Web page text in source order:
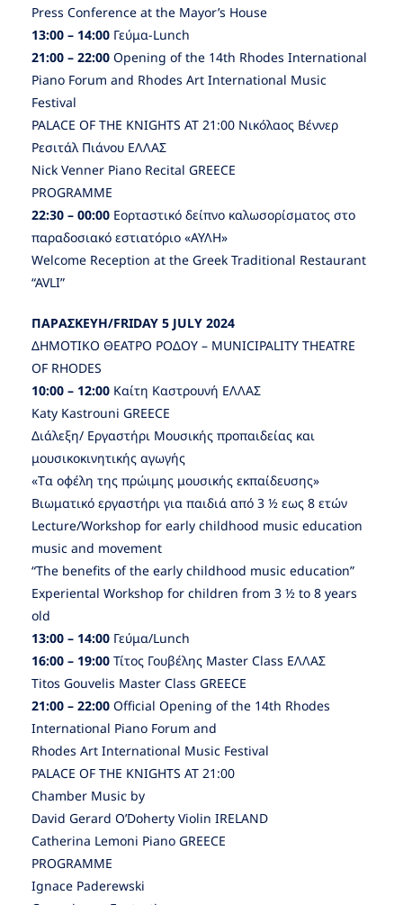
Press Conference at the Mayor’s House
13:00 – 14:00 Γεύμα-Lunch
21:00 – 22:00 Opening of the 14th Rhodes International
Piano Forum and Rhodes Art International Music
Festival
PALACE OF THE KNIGHTS AT 21:00 Νικόλαος Βέννερ
Ρεσιτάλ Πιάνου ΕΛΛΑΣ
Nick Venner Piano Recital GREECE
PROGRAMME
22:30 – 00:00 Eορταστικό δείπνο καλωσορίσματος στο
παραδοσιακό εστιατόριο «ΑΥΛΗ»
Welcome Reception at the Greek Traditional Restaurant
“AVLI”
ΠΑΡΑΣΚΕΥΗ/FRIDAY 5 JULY 2024
ΔΗΜΟΤΙΚΟ ΘΕΑΤΡΟ ΡΟΔΟΥ – MUNICIPALITY THEATRE
OF RHODES
10:00 – 12:00 Καίτη Καστρουνή ΕΛΛΑΣ
Κaty Kastrouni GREECE
Διάλεξη/ Εργαστήρι Mουσικής προπαιδείας και
μουσικοκινητικής αγωγής
«Tα οφέλη της πρώιμης μουσικής εκπαίδευσης»
Βιωματικό εργαστήρι για παιδιά από 3 ½ εως 8 ετών
Lecture/Workshop for early childhood music education
music and movement
“Τhe benefits of the early childhood music education”
Εxperiental Workshop for children from 3 ½ to 8 years
old
13:00 – 14:00 Γεύμα/Lunch
16:00 – 19:00 Τίτος Γουβέλης Master Class ΕΛΛΑΣ
Titos Gouvelis Master Class GREECE
21:00 – 22:00 Official Opening of the 14th Rhodes
International Piano Forum and
Rhodes Art International Music Festival
PALACE OF THE KNIGHTS AT 21:00
Chamber Music by
David Gerard O’Doherty Violin IRELAND
Catherina Lemoni Piano GREECE
PROGRAMME
Ignace Paderewski